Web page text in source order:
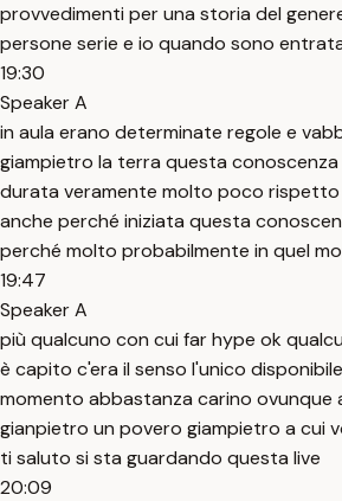
provvedimenti per una storia del
persone serie e io quando sono
19:30
Speaker A
in aula erano determinate regole e
giampietro la terra questa
durata veramente molto poco rispetto
anche perché iniziata questa
perché molto probabilmente in quel
19:47
Speaker A
più qualcuno con cui far hype ok
è capito c'era il senso l'unico
momento abbastanza carino ovunque
gianpietro un povero giampietro a cui
ti saluto si sta guardando questa live
20:09